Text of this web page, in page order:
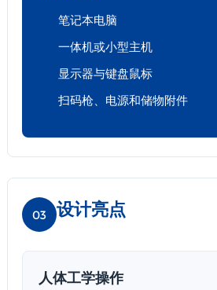
笔记本电脑
一体机或小型主机
显示器与键盘鼠标
扫码枪、电源和储物附件
03 设计亮点
人体工学操作